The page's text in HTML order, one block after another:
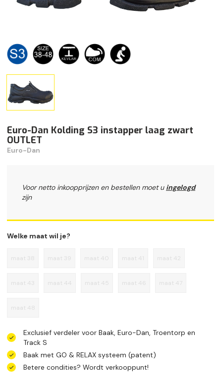
Euro-Dan Kolding S3 instapper laag zwart
OUTLET
Euro-Dan
Voor netto inkoopprijzen en bestellen moet u ingelogd
zijn
Welke maat wil je?
maat 38 maat 39 maat 40 maat 41 maat 42
maat 43 maat 44 maat 45 maat 46 maat 47
maat 48
Exclusief verdeler voor Baak, Euro-Dan, Troentorp en
Track S
Baak met GO & RELAX systeem (patent)
Betere condities? Wordt verkooppunt!